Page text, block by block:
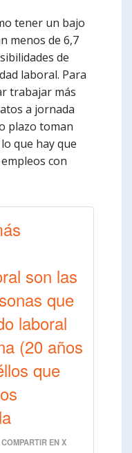
tener un bajo
menos de 6,7
de
laboral. Para
trabajar más
a jornada
plazo toman
que hay que
con
son las
que
laboral
(20 años
que
COMPARTIR EN X